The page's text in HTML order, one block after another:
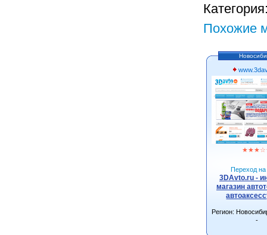
Похожие
★★★☆
Переход на
3DAvto.ru -
магазин
Регион:
-